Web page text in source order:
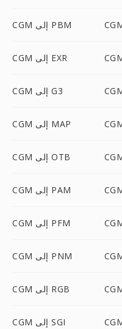
CGM إلى PBM
CGM إلى EXR
CGM إلى G3
CGM إلى MAP
CGM إلى OTB
CGM إلى PAM
CGM إلى PFM
CGM إلى PNM
CGM إلى RGB
CGM إلى SGI